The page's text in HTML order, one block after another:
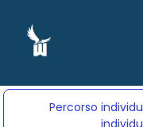
Percorso